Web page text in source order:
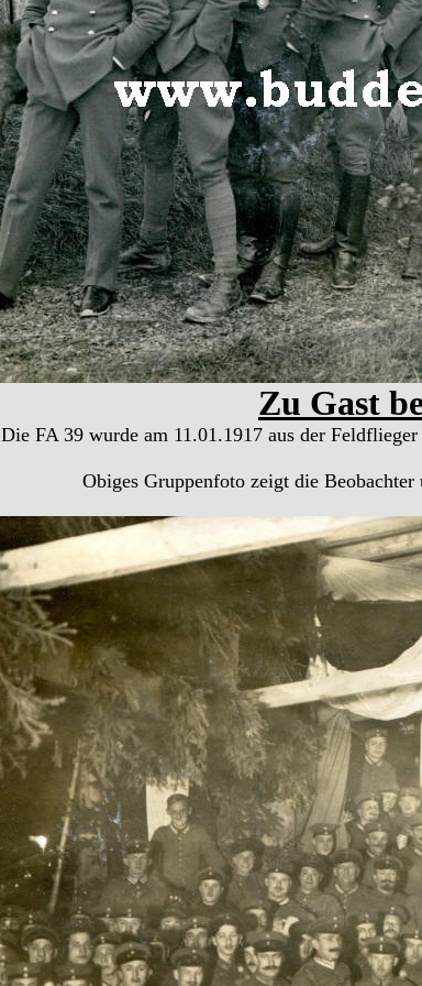
Zu Gast
Die FA 39 wurde am 11.01.1917 aus der
Obiges Gruppenfoto zeigt die